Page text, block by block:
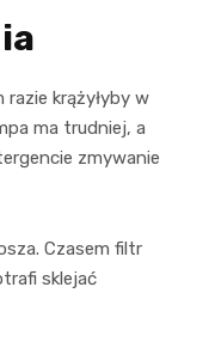
krążyłyby w
ma trudniej, a
zmywanie
Czasem filtr
sklejać